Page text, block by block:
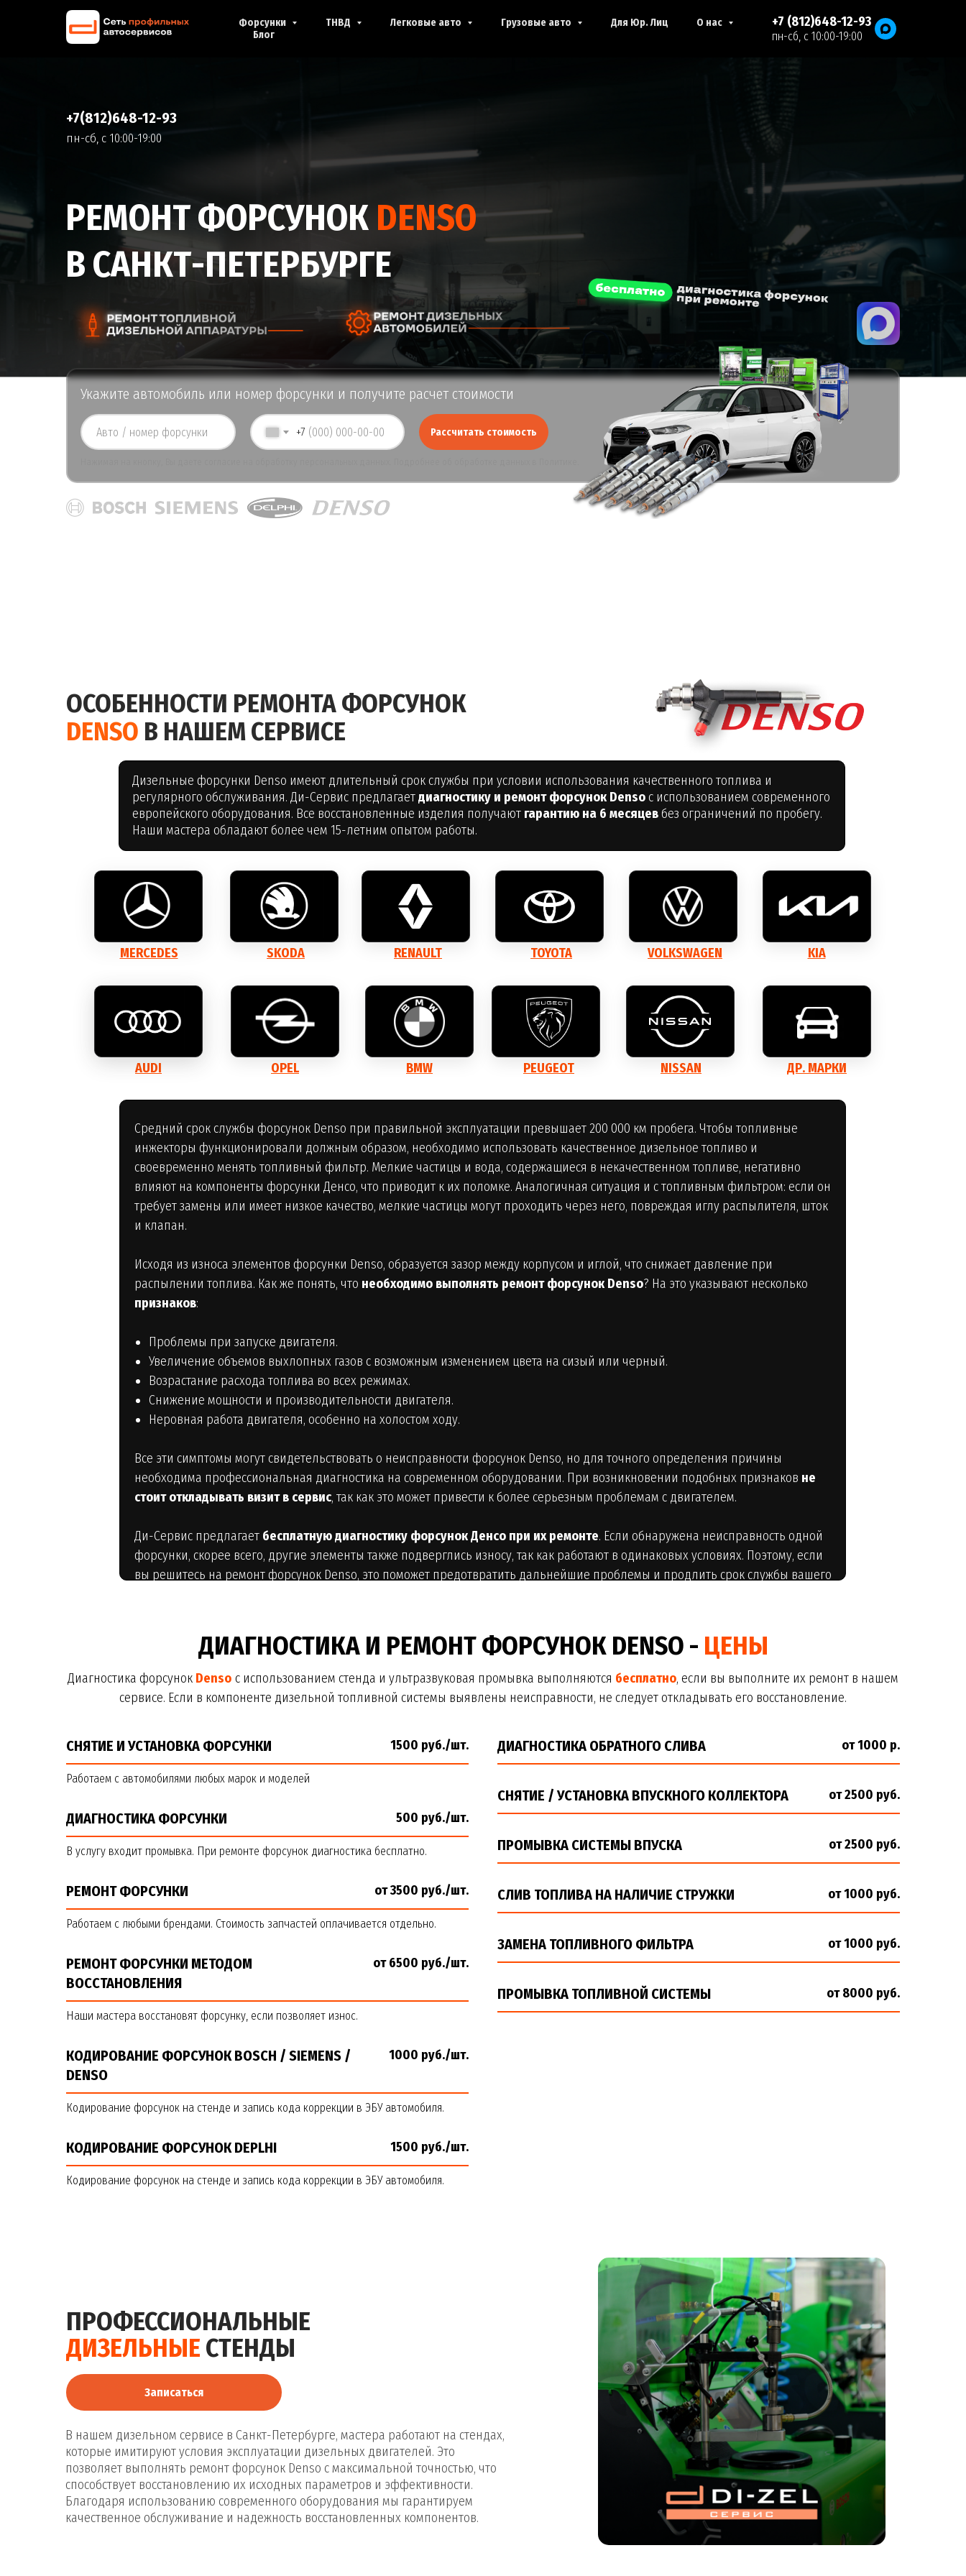
Форсунки ТНВД Легковые авто Грузовые авто Для Юр. Лиц
О нас
Блог
+7 (812)648-12-93
пн-сб, с 10:00-19:00
пн-cб, с 10:00-19:00
+7(812)648-12-93
РЕМОНТ ФОРСУНОК DENSO
В САНКТ-ПЕТЕРБУРГЕ
+7 Рассчитать стоимость
Укажите автомобиль или номер форсунки и получите расчет стоимости
Дизельные форсунки Denso имеют длительный срок службы при условии использования качественного топлива и
регулярного обслуживания. Ди-Сервис предлагаетдиагностику и ремонт форсунок Densoс использованием современного
европейского оборудования. Все восстановленные изделия получают гарантию на 6 месяцевбез ограничений по пробегу.
Наши мастера обладают более чем 15-летним опытом работы.
OPEL BMW
SKODA TOYOTA
NISSAN
RENAULT
PEUGEOT
VOLKSWAGEN
AUDI
KIA
ДР. МАРКИ
MERCEDES
ОСОБЕННОСТИ РЕМОНТА ФОРСУНОК
DENSO В НАШЕМ СЕРВИСЕ
Средний срок службы форсунок Denso при правильной эксплуатации превышает 200 000 км пробега. Чтобы топливные
инжекторы функционировали должным образом, необходимо использовать качественное дизельное топливо и
своевременно менять топливный фильтр. Мелкие частицы и вода, содержащиеся в некачественном топливе, негативно
влияют на компоненты форсунки Денсо, что приводит к их поломке. Аналогичная ситуация и с топливным фильтром: если он
требует замены или имеет низкое качество, мелкие частицы могут проходить через него, повреждая иглу распылителя, шток
и клапан.
Исходя из износа элементов форсунки Denso, образуется зазор между корпусом и иглой, что снижает давление при
распылении топлива. Как же понять, что необходимо выполнять ремонт форсунок Denso? На это указывают несколько
признаков:
Проблемы при запуске двигателя.
Увеличение объемов выхлопных газов с возможным изменением цвета на сизый или черный.
Возрастание расхода топлива во всех режимах.
Снижение мощности и производительности двигателя.
Неровная работа двигателя, особенно на холостом ходу.
Все эти симптомы могут свидетельствовать о неисправности форсунок Denso, но для точного определения причины
необходима профессиональная диагностика на современном оборудовании. При возникновении подобных признаков не
стоит откладывать визит в сервис, так как это может привести к более серьезным проблемам с двигателем.
Ди-Сервис предлагает бесплатную диагностику форсунок Денсо при их ремонте. Если обнаружена неисправность одной
форсунки, скорее всего, другие элементы также подверглись износу, так как работают в одинаковых условиях. Поэтому, если
вы решитесь на ремонт форсунок Denso, это поможет предотвратить дальнейшие проблемы и продлить срок службы вашего
ДИАГНОСТИКА И РЕМОНТ ФОРСУНОК DENSO - ЦЕНЫ
Диагностика форсунок Denso с использованием стенда и ультразвуковая промывка выполняются бесплатно, если вы выполните их ремонт в нашем
сервисе. Если в компоненте дизельной топливной системы выявлены неисправности, не следует откладывать его восстановление.
СНЯТИЕ И УСТАНОВКА ФОРСУНКИ 1500 руб./шт.
Работаем с автомобилями любых марок и моделей
ДИАГНОСТИКА ФОРСУНКИ 500 руб./шт.
В услугу входит промывка. При ремонте форсунок диагностика бесплатно.
РЕМОНТ ФОРСУНКИ от 3500 руб./шт.
Работаем с любыми брендами. Стоимость запчастей оплачивается отдельно.
РЕМОНТ ФОРСУНКИ МЕТОДОМ
ВОССТАНОВЛЕНИЯ
от 6500 руб./шт.
Наши мастера восстановят форсунку, если позволяет износ.
КОДИРОВАНИЕ ФОРСУНОК BOSCH / SIEMENS /
DENSO
1000 руб./шт.
Кодирование форсунок на стенде и запись кода коррекции в ЭБУ автомобиля.
КОДИРОВАНИЕ ФОРСУНОК DEPLHI 1500 руб./шт.
Кодирование форсунок на стенде и запись кода коррекции в ЭБУ автомобиля.
ДИАГНОСТИКА ОБРАТНОГО СЛИВА от 1000 р.
СНЯТИЕ / УСТАНОВКА ВПУСКНОГО КОЛЛЕКТОРА от 2500 руб.
ПРОМЫВКА СИСТЕМЫ ВПУСКА от 2500 руб.
СЛИВ ТОПЛИВА НА НАЛИЧИЕ СТРУЖКИ от 1000 руб.
ЗАМЕНА ТОПЛИВНОГО ФИЛЬТРА от 1000 руб.
ПРОМЫВКА ТОПЛИВНОЙ СИСТЕМЫ от 8000 руб.
В нашем дизельном сервисе в Санкт-Петербурге, мастера работают на стендах,
которые имитируют условия эксплуатации дизельных двигателей. Это
позволяет выполнять ремонт форсунок Denso с максимальной точностью, что
способствует восстановлению их исходных параметров и эффективности.
Благодаря использованию современного оборудования мы гарантируем
качественное обслуживание и надежность восстановленных компонентов.
ПРОФЕССИОНАЛЬНЫЕ
ДИЗЕЛЬНЫЕ СТЕНДЫ
Записаться